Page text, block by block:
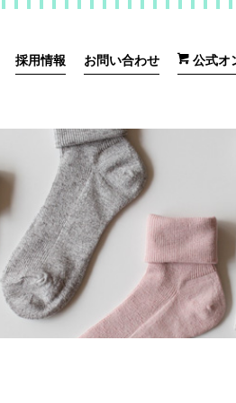
採用情報 お問い合わせ 公式オ